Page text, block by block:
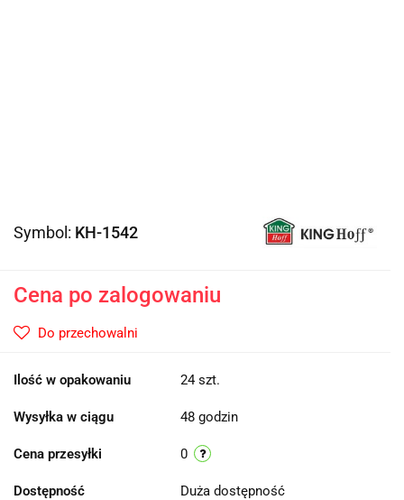
Symbol: KH-1542
Cena po zalogowaniu
Do przechowalni
Ilość w opakowaniu 24 szt.
Wysyłka w ciągu 48 godzin
Cena przesyłki 0
Dostępność Duża dostępność